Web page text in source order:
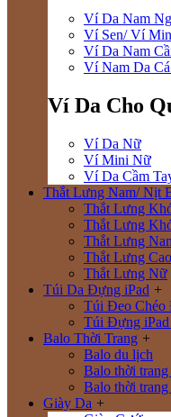
Ví Da Nam
Ví Sen/ Ví
Ví Da Nam
Ví Nam Da Cá
Ví Da Cho
Ví Da Nữ
Ví Mini Nữ
Ví Da Cầm
Thắt Lưng Nam/ Nịt
Thắt Lưng
Thắt Lưng
Thắt Lưng
Thắt Lưng
Thắt Lưng Nữ
Túi Da Đựng iPad +
Túi Đeo Chéo
Túi Đựng iPad
Balo Thời Trang +
Balo du lịch
Balo thời trang
Balo thời
Giày Da +